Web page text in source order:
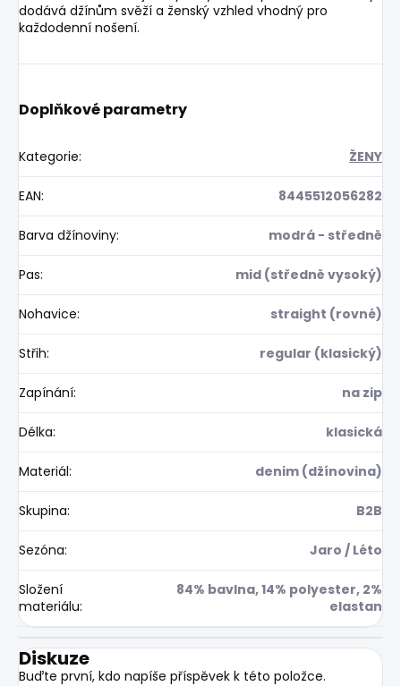
dodává džínům svěží a ženský vzhled vhodný pro
každodenní nošení.
Doplňkové parametry
Kategorie: ŽENY
EAN: 8445512056282
Barva džínoviny: modrá - středně
Pas: mid (středně vysoký)
Nohavice: straight (rovné)
Střih: regular (klasický)
Zapínání: na zip
Délka: klasická
Materiál: denim (džínovina)
Skupina: B2B
Sezóna: Jaro / Léto
Složení
materiálu:
84% bavlna, 14% polyester, 2%
elastan
Diskuze
Buďte první, kdo napíše příspěvek k této položce.